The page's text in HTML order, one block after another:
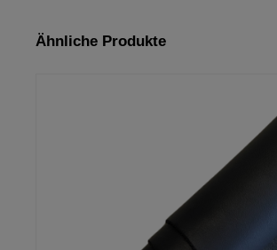
Produktgalerie überspringen
Ähnliche Produkte